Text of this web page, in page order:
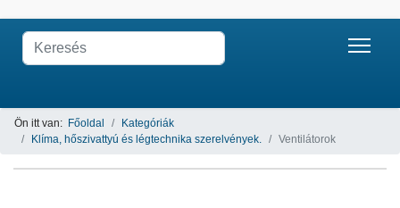
Ön itt van: Főoldal
Kategóriák
Klíma, hőszivattyú és légtechnika szerelvények.
Ventilátorok